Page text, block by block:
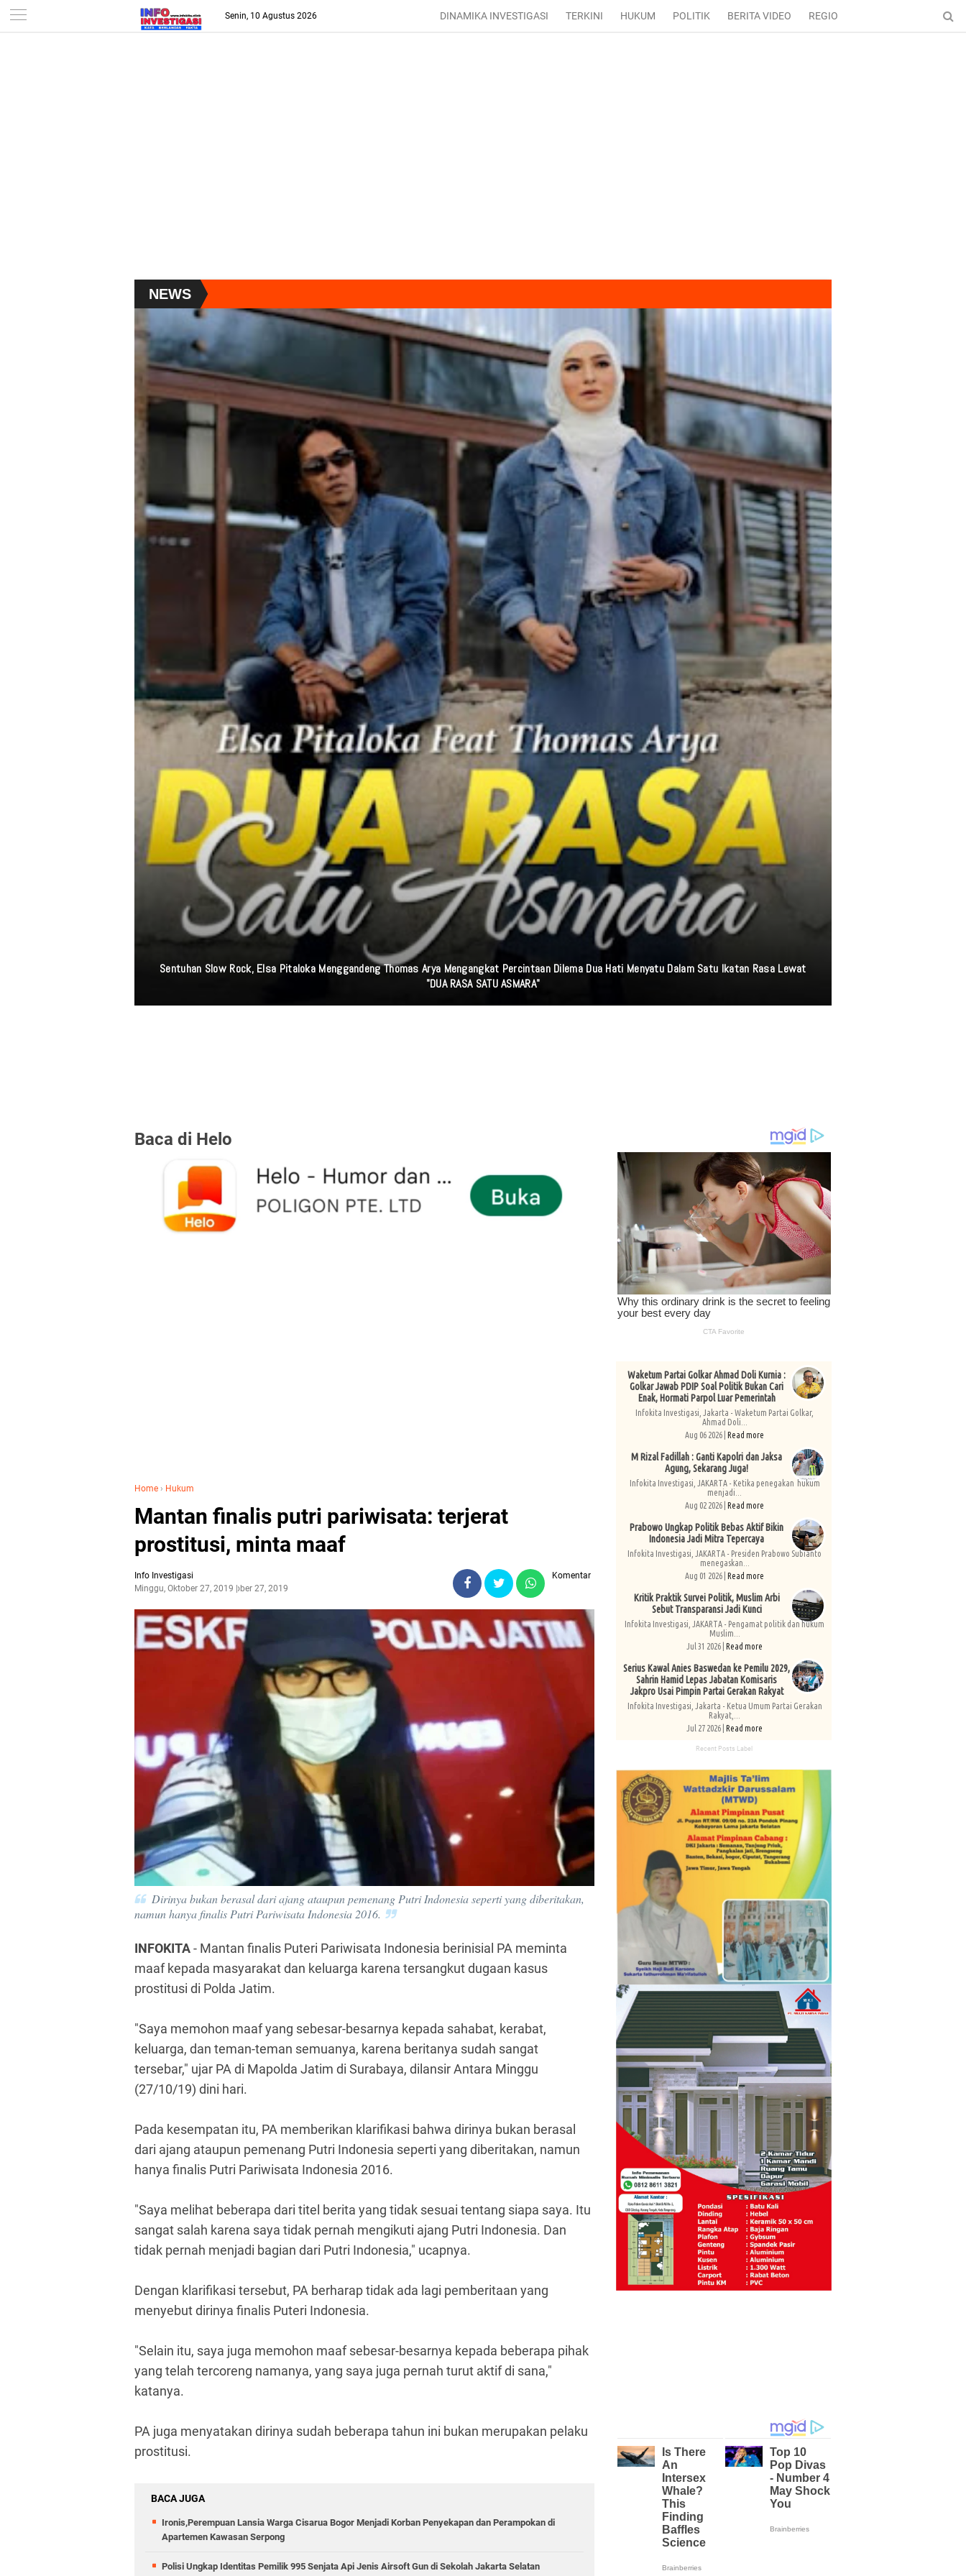
-->
Senin, 10 Agustus 2026 DINAMIKA INVESTIGASI TERKINI HUKUM POLITIK BERITA VIDEO REGIONAL ENTERTAINMENT
NEWS
Sentuhan Slow Rock, Elsa Pitaloka Menggandeng Thomas Arya Mengangkat Percintaan Dilema Dua Hati Menyatu Dalam Satu Ikatan Rasa Lewat
"DUA RASA SATU ASMARA"
Baca di Helo
Home › Hukum
Mantan finalis putri pariwisata: terjerat
prostitusi, minta maaf
Info Investigasi
Minggu, Oktober 27, 2019Oktober 27, 2019
Komentar
Dirinya bukan berasal dari ajang ataupun pemenang Putri Indonesia seperti yang diberitakan,
namun hanya finalis Putri Pariwisata Indonesia 2016.
INFOKITA- Mantan finalis Puteri Pariwisata Indonesia berinisial PA meminta
maaf kepada masyarakat dan keluarga karena tersangkut dugaan kasus
prostitusi di Polda Jatim.
"Saya memohon maaf yang sebesar-besarnya kepada sahabat, kerabat,
keluarga, dan teman-teman semuanya, karena beritanya sudah sangat
tersebar," ujar PA di Mapolda Jatim di Surabaya, dilansir Antara Minggu
(27/10/19) dini hari.
Pada kesempatan itu, PA memberikan klarifikasi bahwa dirinya bukan berasal
dari ajang ataupun pemenang Putri Indonesia seperti yang diberitakan, namun
hanya finalis Putri Pariwisata Indonesia 2016.
"Saya melihat beberapa dari titel berita yang tidak sesuai tentang siapa saya. Itu
sangat salah karena saya tidak pernah mengikuti ajang Putri Indonesia. Dan
tidak pernah menjadi bagian dari Putri Indonesia," ucapnya.
Dengan klarifikasi tersebut, PA berharap tidak ada lagi pemberitaan yang
menyebut dirinya finalis Puteri Indonesia.
"Selain itu, saya juga memohon maaf sebesar-besarnya kepada beberapa pihak
yang telah tercoreng namanya, yang saya juga pernah turut aktif di sana,"
katanya.
PA juga menyatakan dirinya sudah beberapa tahun ini bukan merupakan pelaku
prostitusi.
BACA JUGA
Ironis,Perempuan Lansia Warga Cisarua Bogor Menjadi Korban Penyekapan dan Perampokan di
Apartemen Kawasan Serpong
Polisi Ungkap Identitas Pemilik 995 Senjata Api Jenis Airsoft Gun di Sekolah Jakarta Selatan
Waketum Partai Golkar Ahmad Doli Kurnia :
Golkar Jawab PDIP Soal Politik Bukan Cari
Enak, Hormati Parpol Luar Pemerintah
Infokita Investigasi, Jakarta - Waketum Partai Golkar,
Ahmad Doli...
Aug 06 2026 | Read more
M Rizal Fadillah : Ganti Kapolri dan Jaksa
Agung, Sekarang Juga!
Infokita Investigasi, JAKARTA - Ketika penegakan hukum
menjadi...
Aug 02 2026 | Read more
Prabowo Ungkap Politik Bebas Aktif Bikin
Indonesia Jadi Mitra Tepercaya
Infokita Investigasi, JAKARTA - Presiden Prabowo Subianto
menegaskan...
Aug 01 2026 | Read more
Kritik Praktik Survei Politik, Muslim Arbi
Sebut Transparansi Jadi Kunci
Infokita Investigasi, JAKARTA - Pengamat politik dan hukum
Muslim...
Jul 31 2026 | Read more
Serius Kawal Anies Baswedan ke Pemilu 2029,
Sahrin Hamid Lepas Jabatan Komisaris
Jakpro Usai Pimpin Partai Gerakan Rakyat
Infokita Investigasi, Jakarta - Ketua Umum Partai Gerakan
Rakyat,...
Jul 27 2026 | Read more
Recent Posts Label